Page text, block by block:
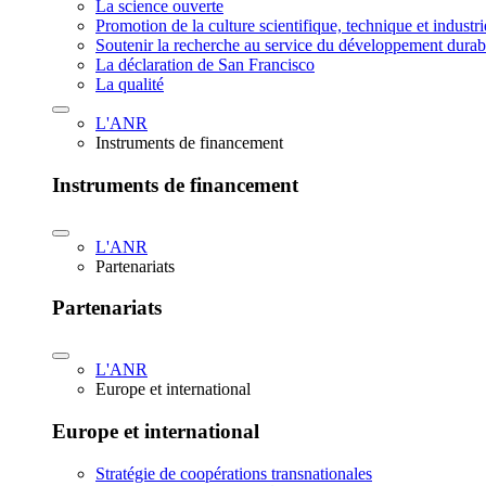
La science ouverte
Promotion de la culture scientifique, technique et
Soutenir la recherche au service du développement
La déclaration de San Francisco
La qualité
L'ANR
Instruments de financement
Instruments de financement
L'ANR
Partenariats
Partenariats
L'ANR
Europe et international
Europe et international
Stratégie de coopérations transnationales